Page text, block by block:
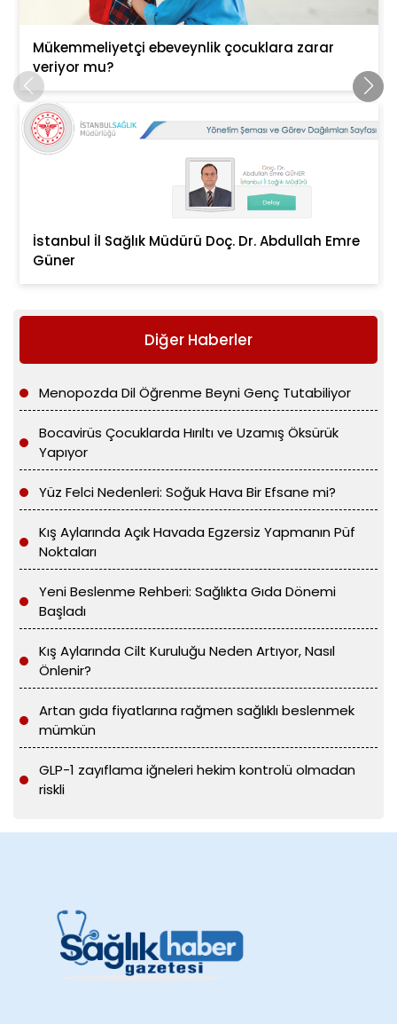
Mükemmeliyetçi ebeveynlik çocuklara zarar
veriyor mu?
İstanbul İl Sağlık Müdürü Doç. Dr. Abdullah Emre
Güner
Diğer Haberler
Menopozda Dil Öğrenme Beyni Genç Tutabiliyor
Bocavirüs Çocuklarda Hırıltı ve Uzamış Öksürük
Yapıyor
Yüz Felci Nedenleri: Soğuk Hava Bir Efsane mi?
Kış Aylarında Açık Havada Egzersiz Yapmanın Püf
Noktaları
Yeni Beslenme Rehberi: Sağlıkta Gıda Dönemi
Başladı
Kış Aylarında Cilt Kuruluğu Neden Artıyor, Nasıl
Önlenir?
Artan gıda fiyatlarına rağmen sağlıklı beslenmek
mümkün
GLP-1 zayıflama iğneleri hekim kontrolü olmadan
riskli